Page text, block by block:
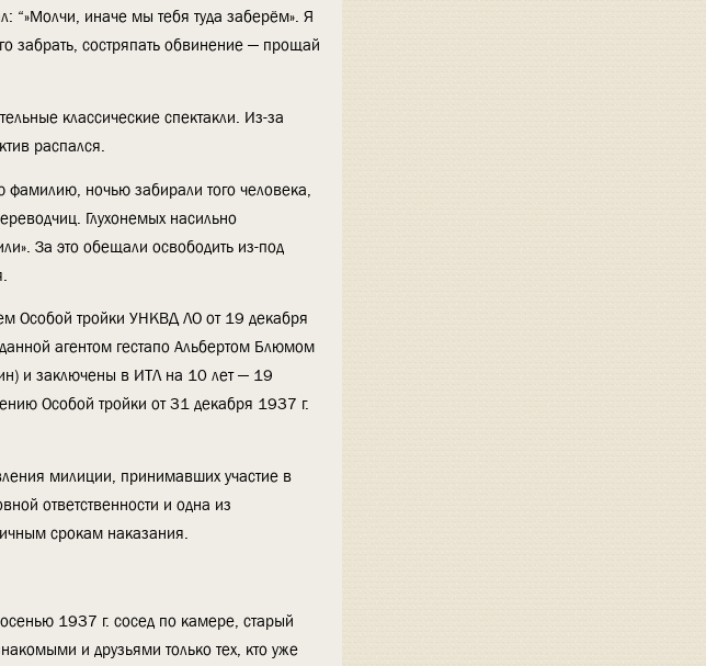
“»Молчи, иначе мы тебя туда заберём». Я
забрать, состряпать обвинение — прощай
классические спектакли. Из-за
распался.
фамилию, ночью забирали того человека,
Глухонемых насильно
За это обещали освободить из-под
Особой тройки УНКВД ЛО от 19 декабря
агентом гестапо Альбертом Блюмом
и заключены в ИТЛ на 10 лет — 19
Особой тройки от 31 декабря 1937 г.
милиции, принимавших участие в
ответственности и одна из
срокам наказания.
1937 г. сосед по камере, старый
и друзьями только тех, кто уже